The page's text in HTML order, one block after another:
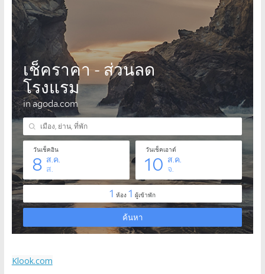
Klook.com